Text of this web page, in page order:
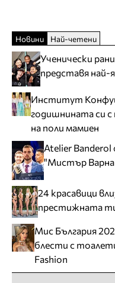
Новини Най-четени
Ученически
представя най-
Институт
годишнината си
на поли мамиен
Atelier
"Мистър Варна
24 красавици
престижната
Мис България
блести с
Fashion